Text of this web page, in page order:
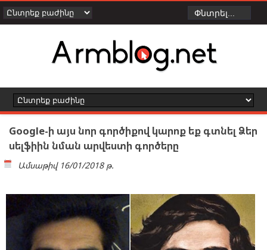
Google-ի այս նոր գործիքով կարոք եք գտնել Ձեր
սելֆիին նման արվեստի գործերը
Ամսաթիվ 16/01/2018 թ.